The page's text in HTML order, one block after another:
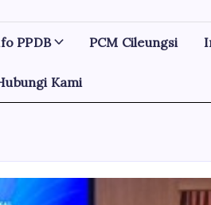
PPDB PCM Cileungsi
Kami